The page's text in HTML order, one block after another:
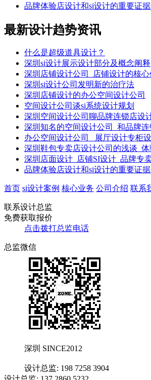
品牌体验店设计和si设计的重要证
最新设计趋势资讯
什么是超级道具设计？
深圳si设计展示设计部分及概念阐释
深圳店铺设计公司_店铺设计的核
深圳si设计公司发明新的治疗法
深圳店铺设计的办公空间设计公司
空间设计公司谈si系统设计规划
深圳空间设计公司聊品牌连锁店设
深圳知名的空间设计公司_和品牌
办公空间设计公司 _展厅设计专柜
深圳鞋包专卖店设计公司的浅谈_
深圳店面设计_店铺SI设计_品牌专
品牌体验店设计和si设计的重要证
首页 si设计案例 核心业务 公司介绍 联系
联系设计总监
免费获取报价
点击拨打总监电话
总监微信
深圳 SINCE2012
设计总监: 198 7258 3904